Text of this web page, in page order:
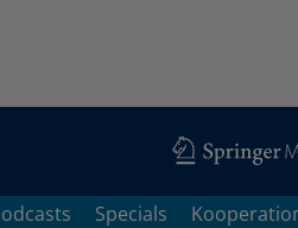
Specials